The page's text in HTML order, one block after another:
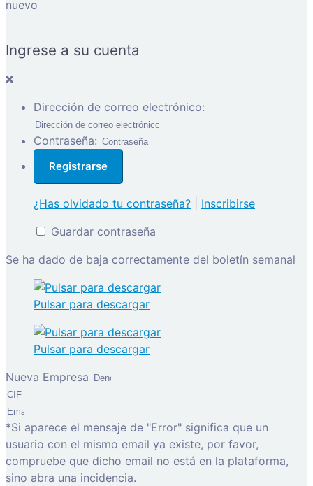
nuevo
Ingrese a su cuenta
Dirección de correo electrónico:
Contraseña:
¿Has olvidado tu contraseña?
Inscribirse
Guardar contraseña
Se ha dado de baja correctamente del boletín semanal
Pulsar para descargar
Pulsar para descargar
Nueva Empresa
*Si aparece el mensaje de "Error" significa que un
usuario con el mismo email ya existe, por favor,
compruebe que dicho email no está en la plataforma,
sino abra una incidencia.